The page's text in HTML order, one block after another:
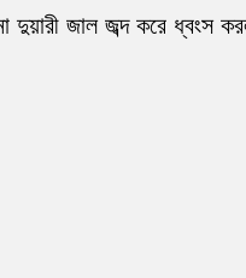
দুয়ারী জাল জব্দ করে ধ্বংস